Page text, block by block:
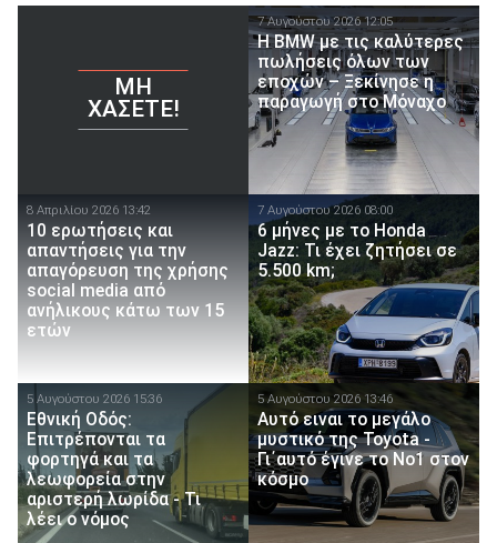
ΜΗ
ΧΆΣΕΤΕ!
7 Αυγούστου 2026 12:05
Η BMW με τις καλύτερες
πωλήσεις όλων των
εποχών – Ξεκίνησε η
παραγωγή στο Μόναχο
8 Απριλίου 2026 13:42
10 ερωτήσεις και
απαντήσεις για την
απαγόρευση της χρήσης
social media από
ανήλικους κάτω των 15
ετών
7 Αυγούστου 2026 08:00
6 μήνες με το Honda
Jazz: Τι έχει ζητήσει σε
5.500 km;
5 Αυγούστου 2026 15:36
Εθνική Οδός:
Επιτρέπονται τα
φορτηγά και τα
λεωφορεία στην
αριστερή λωρίδα - Τι
λέει ο νόμος
5 Αυγούστου 2026 13:46
Αυτό ειναι τo μεγάλο
μυστικό της Toyota -
Γι΄αυτό έγινε το Νο1 στον
κόσμο